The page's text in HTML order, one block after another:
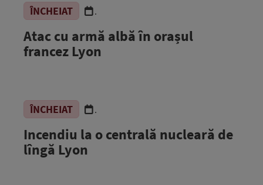
ÎNCHEIAT .
Atac cu armă albă în orașul
francez Lyon
ÎNCHEIAT .
Incendiu la o centrală nucleară de
lîngă Lyon